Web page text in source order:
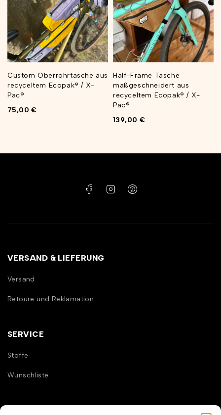
Custom Oberrohrtasche aus
recyceltem Ecopak® / X-
Pac®
75,00€
Half-Frame Tasche
maßgeschneidert aus
recyceltem Ecopak® / X-
Pac®
139,00 €
SERVICE
Stoffe
Wunschliste
VERSAND & LIEFERUNG
Versand
Retoure und Reklamation